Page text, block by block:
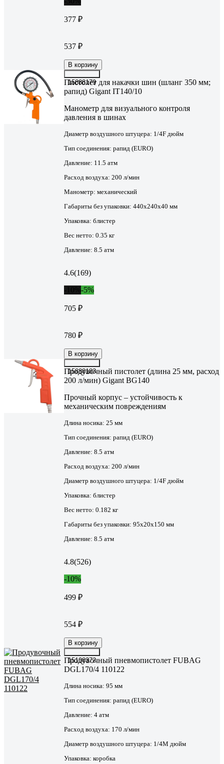
377 ₽
537 ₽
В корзину
15888179
Пистолет для накачки шин (шланг 350 мм;
рапид) Gigant IT140/10
Манометр для визуального контроля
давления в шинах
Диаметр воздушного штуцера: 1/4F дюйм
Тип соединения: рапид (EURO)
Давление: 11.5 атм
Расход воздуха: 200 л/мин
Манометр: механический
Габариты без упаковки: 440х240х40 мм
Упаковка: блистер
Вес нетто: 0.35 кг
Давление: 8.5 атм
4.6(169)
-5%
705 ₽
780 ₽
В корзину
15888183
Продувочный пистолет (длина 25 мм, расход
200 л/мин) Gigant BG140
Прочный корпус – устойчивость к
механическим повреждениям
Длина носика: 25 мм
Тип соединения: рапид (EURO)
Давление: 8.5 атм
Расход воздуха: 200 л/мин
Диаметр воздушного штуцера: 1/4F дюйм
Упаковка: блистер
Вес нетто: 0.182 кг
Габариты без упаковки: 95х20х150 мм
Давление: 8.5 атм
4.8(526)
-10%
499 ₽
554 ₽
В корзину
15108372
Продувочный пневмопистолет FUBAG
DGL170/4 110122
Длина носика: 95 мм
Тип соединения: рапид (EURO)
Давление: 4 атм
Расход воздуха: 170 л/мин
Диаметр воздушного штуцера: 1/4М дюйм
Упаковка: коробка